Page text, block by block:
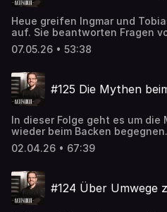
Heue greifen Ingmar und
auf. Sie beantworten Fragen
Natürlich geht es in den
um alles Mögliche rund um die
07.05.26 • 53:38
#125 Die Mythen
In dieser Folge geht es um die
wieder beim Backen
uns, wo sie herkommen und
richtig waren, doch heute
viele andere spannende
Bäckerei.
02.04.26 • 67:39
#124 Über Umwege